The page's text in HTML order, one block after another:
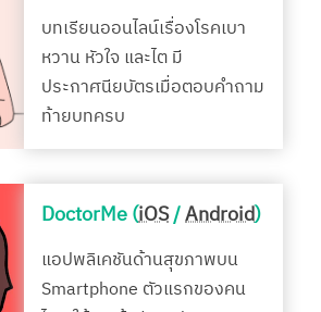
บทเรียนออนไลน์เรื่องโรคเบา
หวาน หัวใจ และไต มี
ประกาศนียบัตรเมื่อตอบคำถาม
ท้ายบทครบ
DoctorMe (iOS/Android)
แอปพลิเคชันด้านสุขภาพบน
Smartphone ตัวแรกของคน